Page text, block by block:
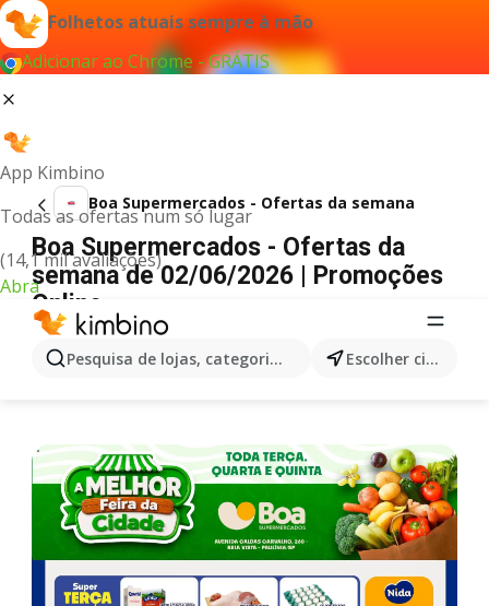
Folhetos atuais sempre à mão
Adicionar ao Chrome - GRÁTIS
App Kimbino
Todas as ofertas num só lugar
(14,1 mil avaliações)
Abra
Pesquisa de lojas, categorias,produtos... Escolher cidade
Boa Supermercados - Ofertas da semana
Boa Supermercados - Ofertas da
semana de 02/06/2026 | Promoções
Online